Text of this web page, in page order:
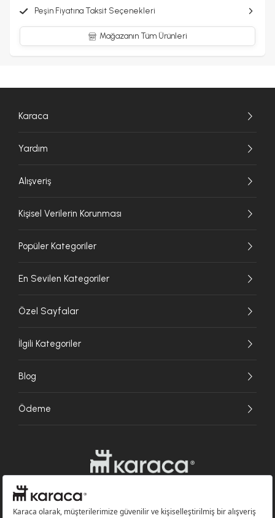
Peşin Fiyatına Taksit Seçenekleri
Mağazanın Tüm Ürünleri
Karaca
Yardım
Alışveriş
Kişisel Verilerin Korunması
Popüler Kategoriler
En Sevilen Kategoriler
Özel Sayfalar
İlgili Kategoriler
Blog
Ödeme